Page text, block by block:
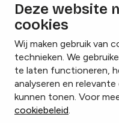
Deze website
cookies
Wij maken gebruik van
technieken. We
te laten functioneren,
analyseren en
kunnen tonen. Voor
cookiebeleid.
Lees onze
InstagramFacebookLinkedIn
Cookies beheren